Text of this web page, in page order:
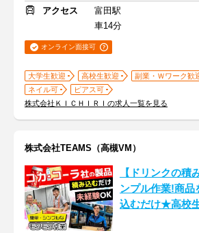
アクセス
富田駅
車14分
オンライン面接可
大学生歓迎 高校生歓迎
副業・Ｗワーク歓
ネイル可
ピアス可
株式会社ＫＩＣＨＩＲＩの求人一覧を見る
株式会社TEAMS（高槻VM）
【ドリンクの積
ンプル作業!商品
込むだけ★高校